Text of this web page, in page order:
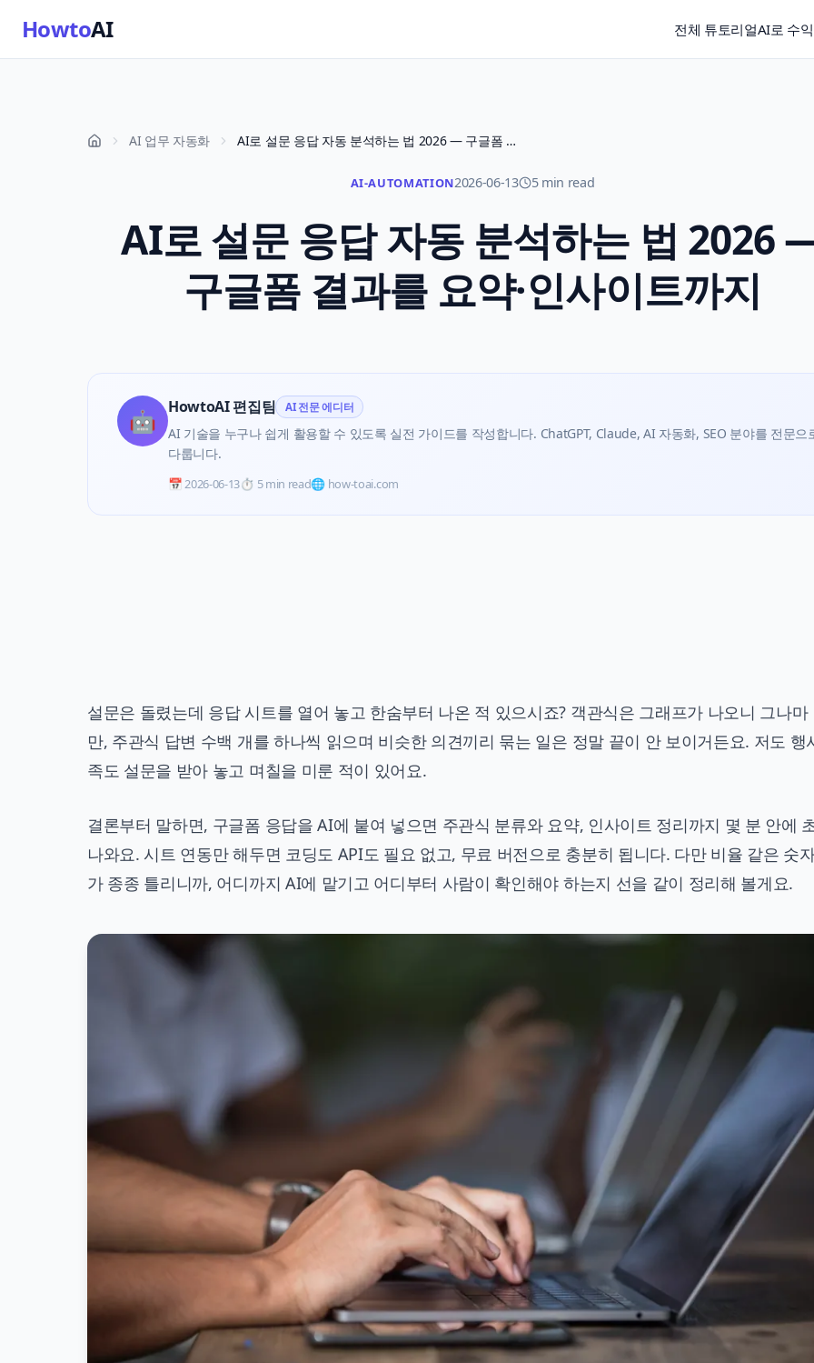
HowtoAI 전체 튜토리얼AI로 수
AI 업무 자동화 AI로 설문 응답 자동 분석하는 법 2026 — 구글폼 결과를 요약·인사이트까지
AI-AUTOMATION2026-06-13 5 min read
AI로 설문 응답 자동 분석하는 법 2026
구글폼 결과를 요약·인사이트까지
🤖 HowtoAI 편집팀 AI 전문 에디터
AI 기술을 누구나 쉽게 활용할 수 있도록 실전 가이드를 작성합니다. ChatGPT, Claude, AI 자동화, SEO 분야를 전문으
다룹니다.
📅2026-06-13⏱️ 5 min read🌐 how-toai.com
설문은 돌렸는데 응답 시트를 열어 놓고 한숨부터 나온 적 있으시죠? 객관식은 그래프가 나오니 그나마
만, 주관식 답변 수백 개를 하나씩 읽으며 비슷한 의견끼리 묶는 일은 정말 끝이 안 보이거든요. 저도 행
족도 설문을 받아 놓고 며칠을 미룬 적이 있어요.
결론부터 말하면, 구글폼 응답을 AI에 붙여 넣으면 주관식 분류와 요약, 인사이트 정리까지 몇 분 안에
나와요. 시트 연동만 해두면 코딩도 API도 필요 없고, 무료 버전으로 충분히 됩니다. 다만 비율 같은 숫
가 종종 틀리니까, 어디까지 AI에 맡기고 어디부터 사람이 확인해야 하는지 선을 같이 정리해 볼게요.